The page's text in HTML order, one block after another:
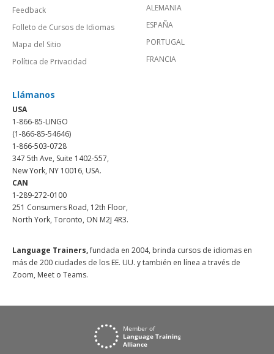
Feedback
Folleto de Cursos de Idiomas
Mapa del Sitio
Política de Privacidad
ALEMANIA
ESPAÑA
PORTUGAL
FRANCIA
Llámanos
USA
1-866-85-LINGO
(1-866-85-54646)
1-866-503-0728
347 5th Ave, Suite 1402-557,
New York, NY 10016, USA.
CAN
1-289-272-0100
251 Consumers Road, 12th Floor,
North York, Toronto, ON M2J 4R3.
Language Trainers,fundada en 2004, brinda cursos de idiomas en
más de 200 ciudades de los EE. UU. y también en línea a través de
Zoom, Meet o Teams.